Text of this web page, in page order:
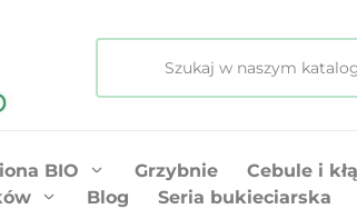
BIO Grzybnie Cebule i
Blog Seria bukieciarska